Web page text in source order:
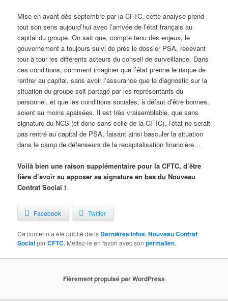
Mise en avant dès septembre par la CFTC, cette analyse prend
tout son sens aujourd’hui avec l’arrivée de l’état français au
capital du groupe. On sait que, compte tenu des enjeux, le
gouvernement a toujours suivi de près le dossier PSA, recevant
tour à tour les différents acteurs du conseil de surveillance. Dans
ces conditions, comment imaginer que l’état prenne le risque de
rentrer au capital, sans avoir l’assurance que le diagnostic sur la
situation du groupe soit partagé par les représentants du
personnel, et que les conditions sociales, à défaut d’être bonnes,
soient au moins apaisées. Il est très vraisemblable, que sans
signature du NCS (et donc sans celle de la CFTC), l’état ne serait
pas rentré au capital de PSA, faisant ainsi basculer la situation
dans le camp de défenseurs de la recapitalisation financière…
Voilà bien une raison supplémentaire pour la CFTC, d’être
fière d’avoir su apposer sa signature en bas du Nouveau
Contrat Social !
Facebook Twitter
Ce contenu a été publié dans Dernières Infos,Nouveau Contrat
SocialparCFTC. Mettez-le en favori avec sonpermalien.
Fièrement propulsé par WordPress